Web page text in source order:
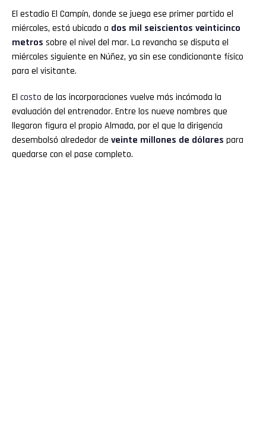
El estadio El Campín, donde se juega ese primer partido el
miércoles, está ubicado a dos mil seiscientos veinticinco
metros sobre el nivel del mar. La revancha se disputa el
miércoles siguiente en Núñez, ya sin ese condicionante físico
para el visitante.
El costo de las incorporaciones vuelve más incómoda la
evaluación del entrenador. Entre los nueve nombres que
llegaron figura el propio Almada, por el que la dirigencia
desembolsó alrededor de veinte millones de dólares para
quedarse con el pase completo.